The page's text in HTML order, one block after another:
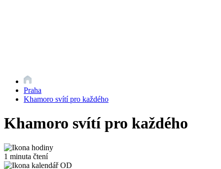
Praha
Khamoro svítí pro každého
Khamoro svítí pro každého
1 minuta čtení